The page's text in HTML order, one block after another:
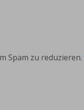
Spam zu reduzieren.